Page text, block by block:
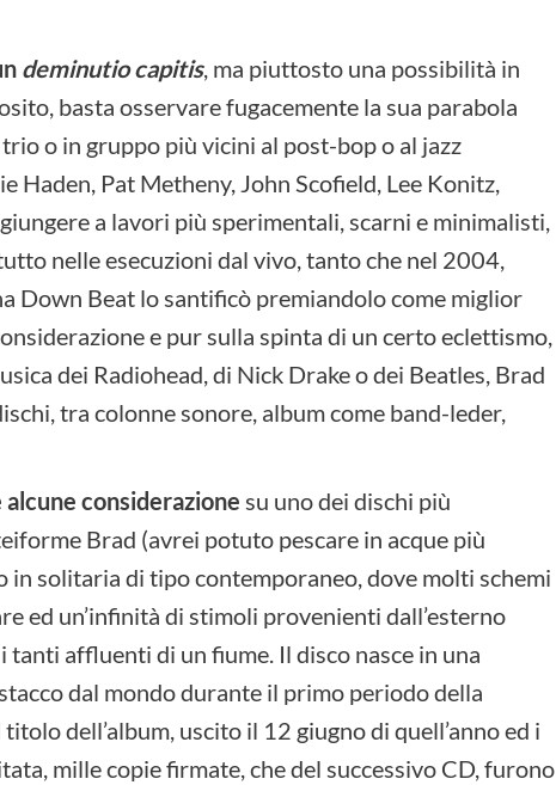
deminutio capitis, ma piuttosto una possibilità in
basta osservare fugacemente la sua parabola
o in gruppo più vicini al post-bop o al jazz
Haden, Pat Metheny, John Scofield, Lee Konitz,
a lavori più sperimentali, scarni e minimalisti,
nelle esecuzioni dal vivo, tanto che nel 2004,
Down Beat lo santificò premiandolo come miglior
e pur sulla spinta di un certo eclettismo,
dei Radiohead, di Nick Drake o dei Beatles, Brad
tra colonne sonore, album come band-leder,
alcune considerazione su uno dei dischi più
Brad (avrei potuto pescare in acque più
in solitaria di tipo contemporaneo, dove molti schemi
ed un’infinità di stimoli provenienti dall’esterno
affluenti di un fiume. Il disco nasce in una
dal mondo durante il primo periodo della
dell’album, uscito il 12 giugno di quell’anno ed i
mille copie firmate, che del successivo CD, furono